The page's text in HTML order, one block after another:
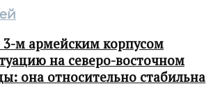
м армейским корпусом
на северо-восточном
она относительно стабильна